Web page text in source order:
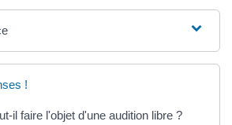
!
il faire l'objet d'une audition libre ?